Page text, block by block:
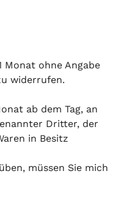
Monat ohne Angabe
widerrufen.
ab dem Tag, an
Dritter, der
in Besitz
müssen Sie mich